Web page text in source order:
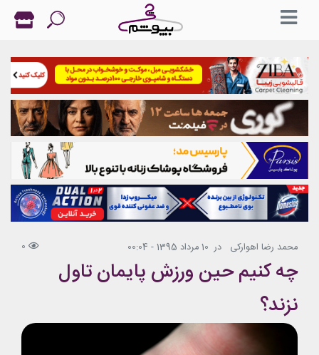
محمد رضا اهوارکی در 10 مرداد 1395 - 00:04 0
چه کنیم حین ورزش پایمان تاول
نزند؟